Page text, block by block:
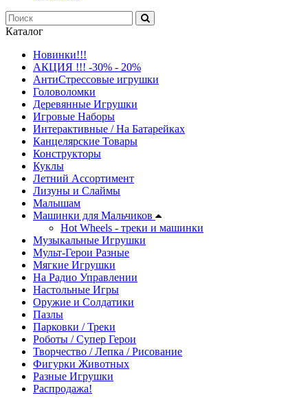
Каталог
Новинки!!!
АКЦИЯ !!! -30% - 20%
АнтиСтрессовые игрушки
Головоломки
Деревянные Игрушки
Игровые Наборы
Интерактивные / На Батарейках
Канцелярские Товары
Конструкторы
Куклы
Летний Ассортимент
Лизуны и Слаймы
Малышам
Машинки для Мальчиков
Hot Wheels - треки и машинки
Музыкальные Игрушки
Мульт-Герои Разные
Мягкие Игрушки
На Радио Управлении
Настольные Игры
Оружие и Солдатики
Пазлы
Парковки / Треки
Роботы / Супер Герои
Творчество / Лепка / Рисование
Фигурки Животных
Разные Игрушки
Распродажа!